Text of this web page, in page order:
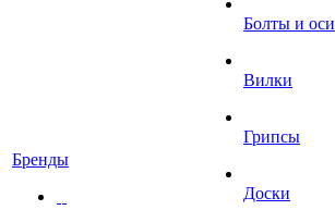
Бренды
Болты и оси
Вилки
Грипсы
Доски